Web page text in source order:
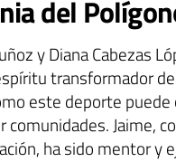
del
y Diana Cabezas
transformador
este deporte puede
comunidades. Jaime,
ha sido mentor y